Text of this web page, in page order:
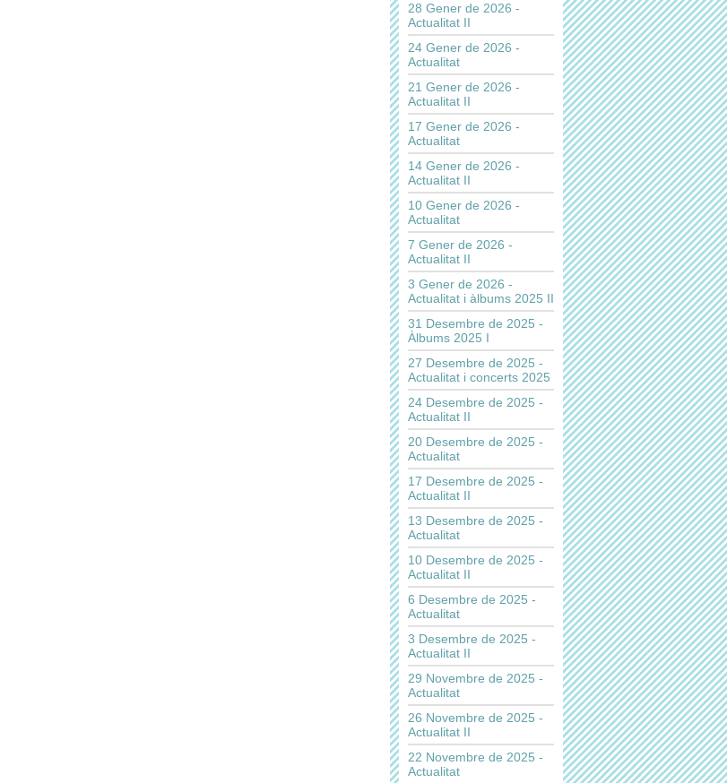
28 Gener de 2026 -
Actualitat II
24 Gener de 2026 -
Actualitat
21 Gener de 2026 -
Actualitat II
17 Gener de 2026 -
Actualitat
14 Gener de 2026 -
Actualitat II
10 Gener de 2026 -
Actualitat
7 Gener de 2026 -
Actualitat II
3 Gener de 2026 -
Actualitat i àlbums 2025 II
31 Desembre de 2025 -
Àlbums 2025 I
27 Desembre de 2025 -
Actualitat i concerts 2025
24 Desembre de 2025 -
Actualitat II
20 Desembre de 2025 -
Actualitat
17 Desembre de 2025 -
Actualitat II
13 Desembre de 2025 -
Actualitat
10 Desembre de 2025 -
Actualitat II
6 Desembre de 2025 -
Actualitat
3 Desembre de 2025 -
Actualitat II
29 Novembre de 2025 -
Actualitat
26 Novembre de 2025 -
Actualitat II
22 Novembre de 2025 -
Actualitat